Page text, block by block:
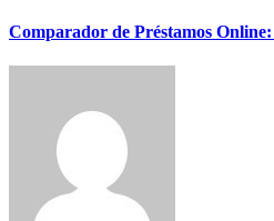
Comparador de Préstamos